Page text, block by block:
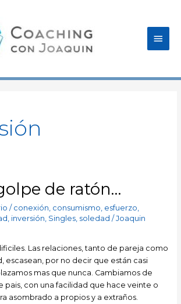
de ratón…
/ conexión consumismo esfuerzo
inversión Singles, soledad / Joaquin
Las relaciones, tanto de pareja como
escasean, por no decir que están casi
mas que nunca. Cambiamos de
pais, con una facilidad que hace veinte o
asombrado a propios y a extraños.